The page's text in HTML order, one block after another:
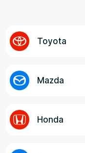
оговоренная,
логистов и
ответственные
Toyota
Mazda
Honda